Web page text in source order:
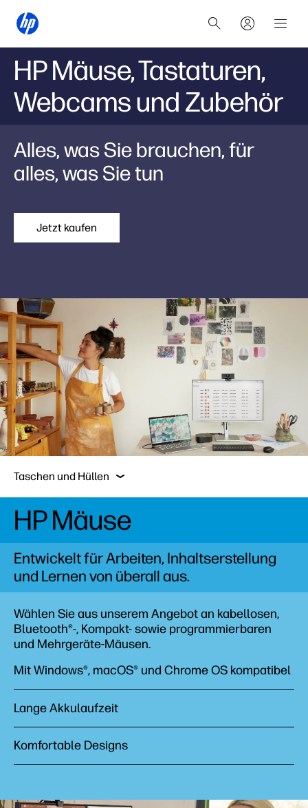
HP Mäuse, Tastaturen,
Webcams und Zubehör
Alles, was Sie brauchen, für
alles, was Sie tun
Jetzt kaufen
Mäuse Tastaturen Webcams
Taschen und Hüllen
Mäuse
Webcams
Headsets und Audio
Dockingstations und Hubs
HP Mäuse
Entwickelt für Arbeiten, Inhaltserstellung
und Lernen von überall aus.
Wählen Sie aus unserem Angebot an kabellosen,
Bluetooth®-, Kompakt- sowie programmierbaren
und Mehrgeräte-Mäusen.
Mit Windows®, macOS® und Chrome OS kompatibel
Lange Akkulaufzeit
Komfortable Designs